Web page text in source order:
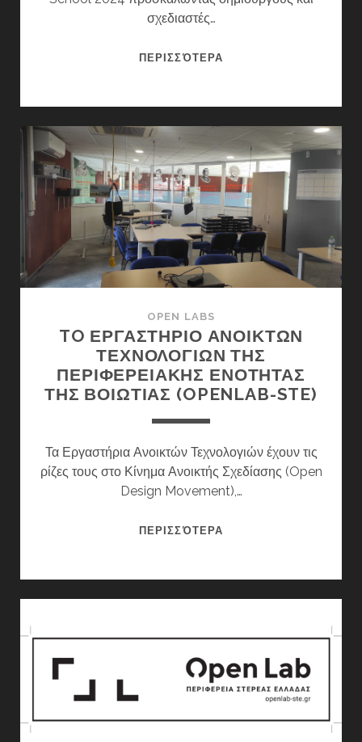
σχεδιαστές…
ΠΕΡΙΣΣΌΤΕΡΑOPEN
CULTURES
DESIGN
SCHOOL
2024
:
26
ΜΕ
ΜΑΡΤΊΟΥ
OPEN LABS
TO ΕΡΓΑΣΤΗΡΙΟ ΑΝΟΙΚΤΩΝ
ΤΕΧΝΟΛΟΓΙΩΝ ΤΗΣ
ΠΕΡΙΦΕΡΕΙΑΚΗΣ ΕΝΟΤΗΤΑΣ
ΤΗΣ ΒΟΙΩΤΙΑΣ (OPENLAB-STE)
Τα Εργαστήρια Ανοικτών Τεχνολογιών έχουν τις
ρίζες τους στο Κίνημα Ανοικτής Σχεδίασης (Open
Design Movement),…
ΠΕΡΙΣΣΌΤΕΡΑ
ΤΗΣ
ΒΟΙΩΤΙΑΣ
(OPENLAB-
STE)